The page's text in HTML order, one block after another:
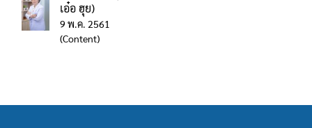
เอ๋อ ฮุย)
9 พ.ค. 2561
(Content)